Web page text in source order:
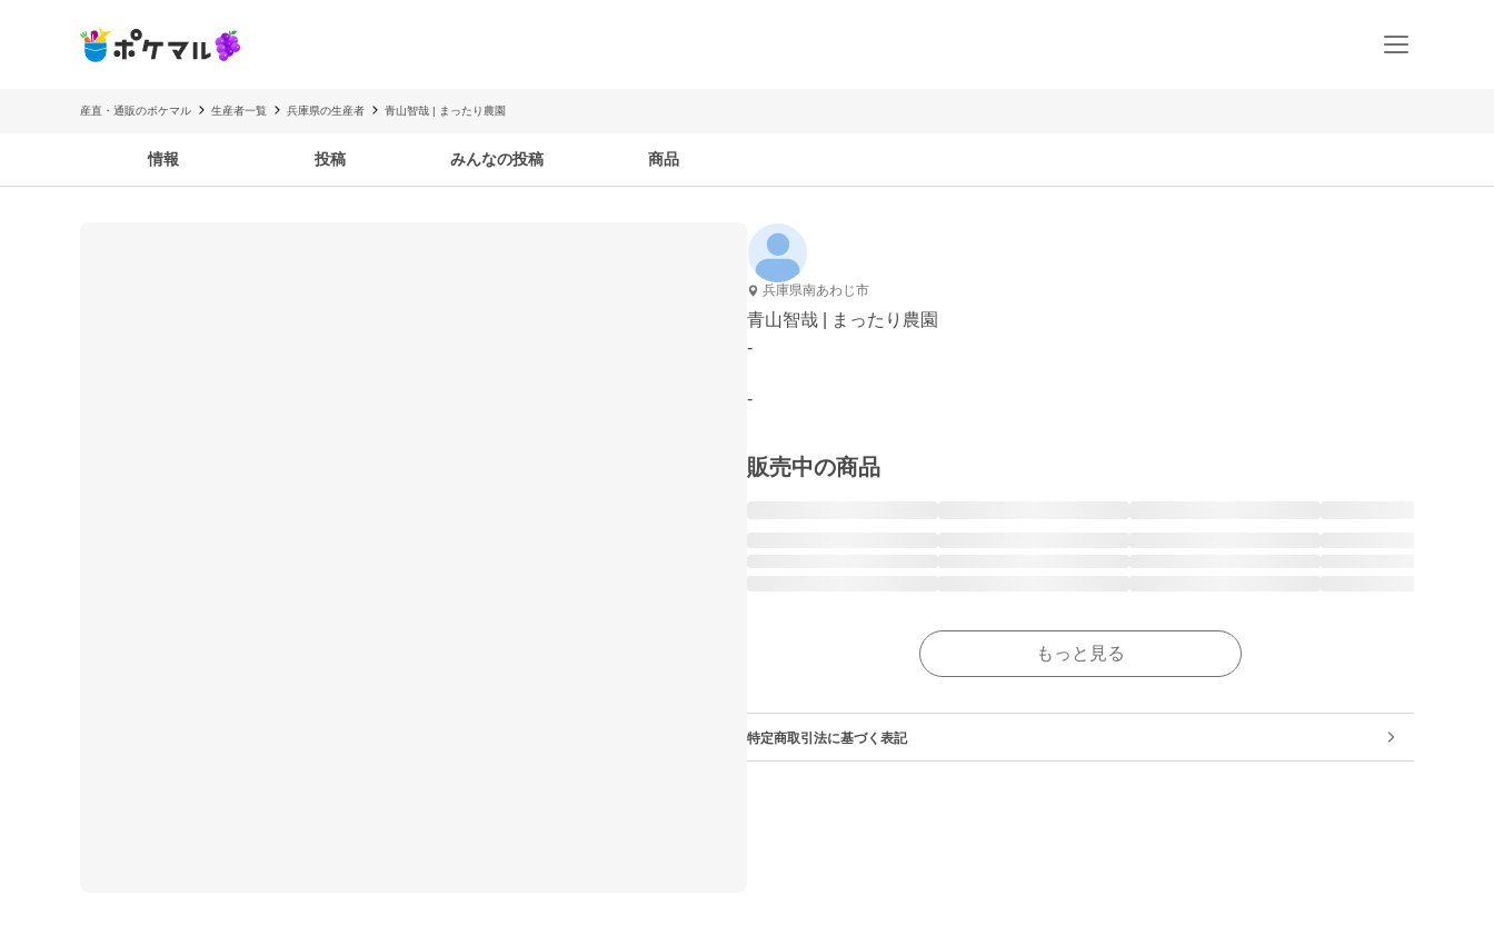
産直・通販のポケマル 生産者一覧 兵庫県の生産者 青山智哉 | まったり農園
情報 投稿 みんなの投稿 商品
兵庫県南あわじ市
青山智哉 | まったり農園
-
-
販売中の商品
もっと見る
特定商取引法に基づく表記